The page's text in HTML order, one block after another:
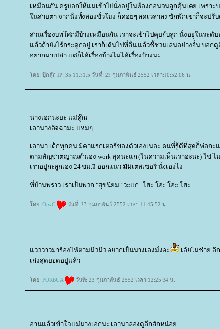
เหมือนกัน ครูบอกให้แม่เข้าไปนั่งอยู่ในห้องก่อนจนลูกคุ้นเคย เพราะ
นสายตา จากนั่งทั้งสองชั่วโมง ก็ค่อยๆ ลดเวลาลง ซักพักเขาก็จะปรับ
ส่วนเรื่องบทโศกมีบ้างเหมือนกัน เราจะเข้าไปคุยกับลูก นั่งอยู่ในระดั
ล้วถ้ายังไร้กระดูกอยู่ เราก็เดินไปที่อื่น แล้วชี้ชวนเล่นอย่างอื่น บอก
อยากมาเปล่า แต่ก็ได้เรื่องบ้างไม่ได้เรื่องบ้างนะ
ดย: ปุ๊กลุ๊ก IP: 35.11.51.5 วันที่: 23 กุมภาพันธ์ 2552 เวลา:10:52:06 น.
นางเอกนะยะ แม่คู๊ณ
เอานางอิจฉามะ แหมๆ
เอาน่า เด็กทุกคน มีคาแรกเตอร์ของตัวเองเนอะ คนที่รู้ดีที่สุดก็พ่อก
ตามสัญชาตญาณตัวเอง work สุดนะแก (ในความเห็นเราอ่ะนะ) ใช่ ไ
เราอยู่กะลูกเอง 24 ชม.งิ ออกแนว มัมเตสเซอรี่ นั่งเองไง
ที่บ้านพราว เราเป็นพวก "สุขนิยม" ว่ะแก...โฮะ โฮะ โฮะ โฮะ
ดย: OtwO วันที่: 23 กุมภาพันธ์ 2552 เวลา:11:45:52 น.
วววาวมาร้องไห้ตามมิวมิว อยากเป็นนางเองมั่งอะ
เอ้ยไม่ช่าย อี
เก่งสุดยอดอยู่แล้ว
ดย: PORBUA วันที่: 23 กุมภาพันธ์ 2552 เวลา:12:25:34 น.
อ่านแล้วเข้าใจแม่นางเอกนะ เอาน่าลองดูอีกสักหน่อ